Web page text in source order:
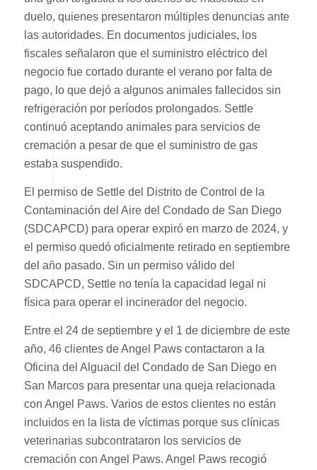
duelo, quienes presentaron múltiples denuncias ante
las autoridades. En documentos judiciales, los
fiscales señalaron que el suministro eléctrico del
negocio fue cortado durante el verano por falta de
pago, lo que dejó a algunos animales fallecidos sin
refrigeración por períodos prolongados. Settle
continuó aceptando animales para servicios de
cremación a pesar de que el suministro de gas
estaba suspendido.
El permiso de Settle del Distrito de Control de la
Contaminación del Aire del Condado de San Diego
(SDCAPCD) para operar expiró en marzo de 2024, y
el permiso quedó oficialmente retirado en septiembre
del año pasado. Sin un permiso válido del
SDCAPCD, Settle no tenía la capacidad legal ni
física para operar el incinerador del negocio.
Entre el 24 de septiembre y el 1 de diciembre de este
año, 46 clientes de Angel Paws contactaron a la
Oficina del Alguacil del Condado de San Diego en
San Marcos para presentar una queja relacionada
con Angel Paws. Varios de estos clientes no están
incluidos en la lista de víctimas porque sus clínicas
veterinarias subcontrataron los servicios de
cremación con Angel Paws. Angel Paws recogió